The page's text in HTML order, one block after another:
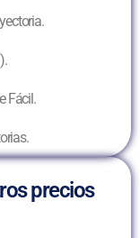
Fácil.
precios